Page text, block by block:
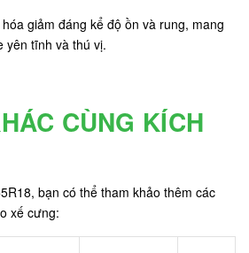
giảm đáng kể độ ồn và rung, mang
yên tĩnh và thú vị.
CÙNG KÍCH
bạn có thể tham khảo thêm các
xế cưng: